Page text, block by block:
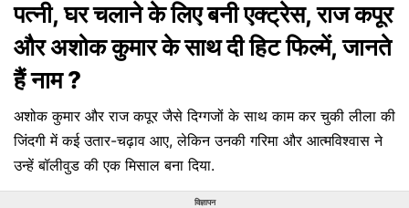
पत्नी, घर चलाने के लिए बनी एक्ट्रेस, राज कपूर
और अशोक कुमार के साथ दी हिट फिल्में, जानते
हैं नाम ?
अशोक कुमार और राज कपूर जैसे दिग्गजों के साथ काम कर चुकी लीला की
जिंदगी में कई उतार-चढ़ाव आए, लेकिन उनकी गरिमा और आत्मविश्वास ने
उन्हें बॉलीवुड की एक मिसाल बना दिया.
विज्ञापन